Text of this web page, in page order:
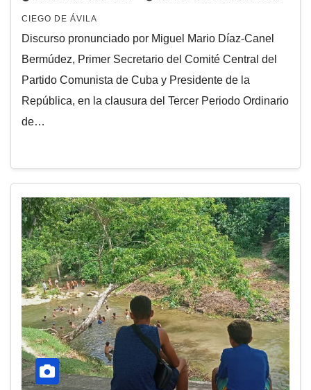
CIEGO DE ÁVILA
Discurso pronunciado por Miguel Mario Díaz-Canel
Bermúdez, Primer Secretario del Comité Central del
Partido Comunista de Cuba y Presidente de la
República, en la clausura del Tercer Periodo Ordinario
de…